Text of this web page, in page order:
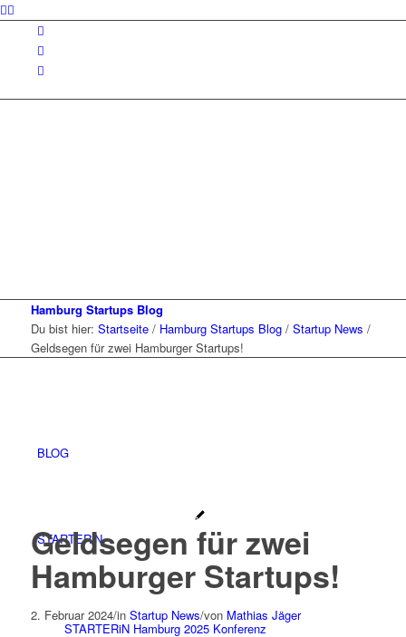
BLOG
STARTERiN
STARTERiN Hamburg 2025 Konferenz
Hamburg Startups Blog
Du bist hier: Startseite / Hamburg Startups Blog / Startup News /
Geldsegen für zwei Hamburger Startups!
Geldsegen für zwei
Hamburger Startups!
2. Februar 2024/in Startup News/von Mathias Jäger